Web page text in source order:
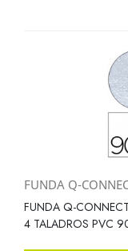
FUNDA Q-
FUNDA Q-
4 TALADROS PVC